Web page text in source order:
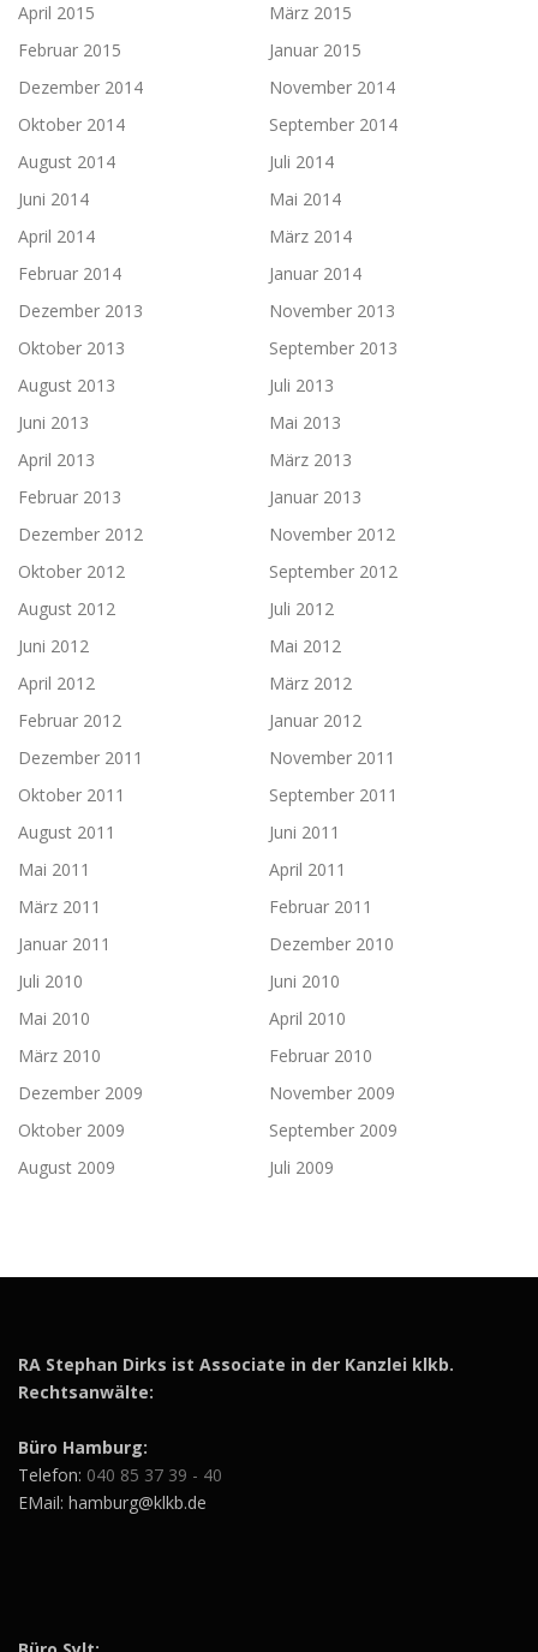
April 2015
März 2015
Februar 2015
Januar 2015
Dezember 2014
November 2014
Oktober 2014
September 2014
August 2014
Juli 2014
Juni 2014
Mai 2014
April 2014
März 2014
Februar 2014
Januar 2014
Dezember 2013
November 2013
Oktober 2013
September 2013
August 2013
Juli 2013
Juni 2013
Mai 2013
April 2013
März 2013
Februar 2013
Januar 2013
Dezember 2012
November 2012
Oktober 2012
September 2012
August 2012
Juli 2012
Juni 2012
Mai 2012
April 2012
März 2012
Februar 2012
Januar 2012
Dezember 2011
November 2011
Oktober 2011
September 2011
August 2011
Juni 2011
Mai 2011
April 2011
März 2011
Februar 2011
Januar 2011
Dezember 2010
Juli 2010
Juni 2010
Mai 2010
April 2010
März 2010
Februar 2010
Dezember 2009
November 2009
Oktober 2009
September 2009
August 2009
Juli 2009
RA Stephan Dirks ist Associate in der Kanzlei klkb.
Rechtsanwälte:
Büro Hamburg:
Telefon: 040 85 37 39 - 40
EMail: hamburg@klkb.de